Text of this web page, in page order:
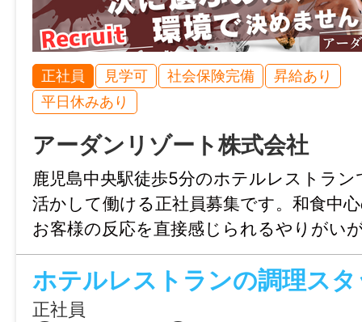
学歴
不問
免許・資格
不問
就業時間
09:00〜18:00
上記時間内で4時間程度のシフト制
休憩時間
60分
正社員 見学可 社会保険完備
昇給あり
平日休みあり
アーダンリゾート株式会社
鹿児島中央駅徒歩5分のホテルレストラン
活かして働ける正社員募集です。和食中
お客様の反応を直接感じられるやりがい
泉無料利用やジム、200円のまかないな
実。安定した母体のもと、これまでの経
ら長く働ける環境です。
ホテルレストランの調理ス
正社員